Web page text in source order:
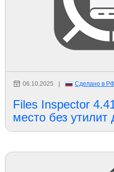
06.10.2025 | Сделано в РФ
Files Inspector
место без утилит